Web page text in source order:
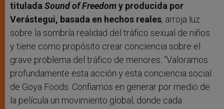
tituladaSound of Freedomy producida por
Verástegui, basada en hechos reales, arroja luz
sobre la sombría realidad del tráfico sexual de niños
y tiene como propósito crear conciencia sobre el
grave problema del tráfico de menores. “Valoramos
profundamente esta acción y esta conciencia social
de Goya Foods. Confiamos en generar por medio de
la película un movimiento global, donde cada